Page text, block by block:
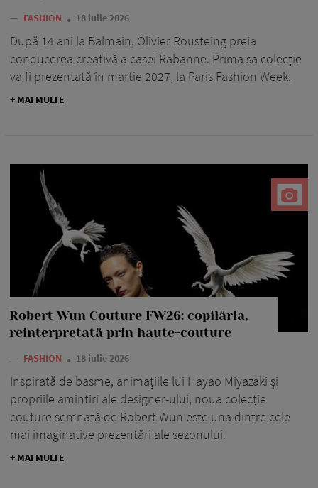
— FASHION 18 iulie 2026
După 14 ani la Balmain, Olivier Rousteing preia
conducerea creativă a casei Rabanne. Prima sa colecție
va fi prezentată în martie 2027, la Paris Fashion Week.
+ MAI MULTE
Robert Wun Couture FW26: copilăria,
reinterpretată prin haute-couture
— FASHION 18 iulie 2026
Inspirată de basme, animațiile lui Hayao Miyazaki și
propriile amintiri ale designer-ului, noua colecție
couture semnată de Robert Wun este una dintre cele
mai imaginative prezentări ale sezonului.
+ MAI MULTE